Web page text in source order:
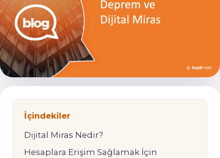
İçindekiler
Dijital Miras Nedir?
Hesaplara Erişim Sağlamak İçin